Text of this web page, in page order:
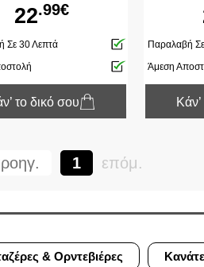
22.99€
Σε 30 Λεπτά
το δικό σου
Παραλαβή
Άμεση
1 επόμ.
& Ορντεβιέρες